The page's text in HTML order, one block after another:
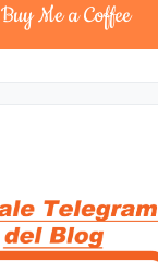
Buy Me a Coffee